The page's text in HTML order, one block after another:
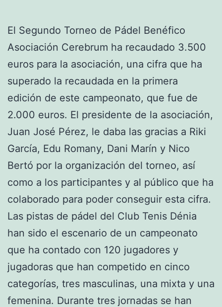
El Segundo Torneo de Pádel Benéfico
Asociación Cerebrum ha recaudado 3.500
euros para la asociación, una cifra que ha
superado la recaudada en la primera
edición de este campeonato, que fue de
2.000 euros. El presidente de la asociación,
Juan José Pérez, le daba las gracias a Riki
García, Edu Romany, Dani Marín y Nico
Bertó por la organización del torneo, así
como a los participantes y al público que ha
colaborado para poder conseguir esta cifra.
Las pistas de pádel del Club Tenis Dénia
han sido el escenario de un campeonato
que ha contado con 120 jugadores y
jugadoras que han competido en cinco
categorías, tres masculinas, una mixta y una
femenina. Durante tres jornadas se han